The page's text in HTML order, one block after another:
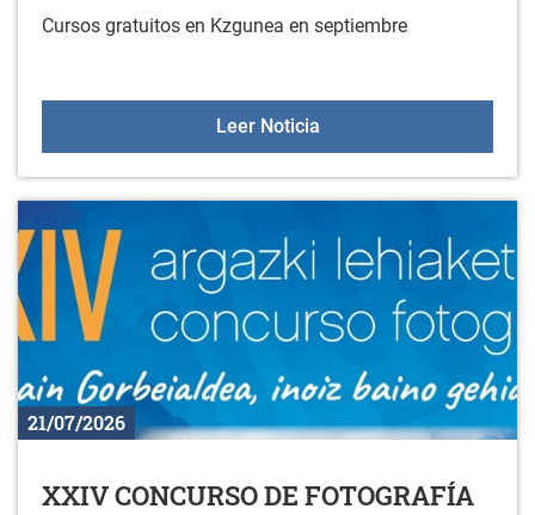
Cursos gratuitos en Kzgunea en septiembre
Leer Noticia2 cursos de KzGunea en
21/07/2026
XXIV CONCURSO DE FOTOGRAFÍA